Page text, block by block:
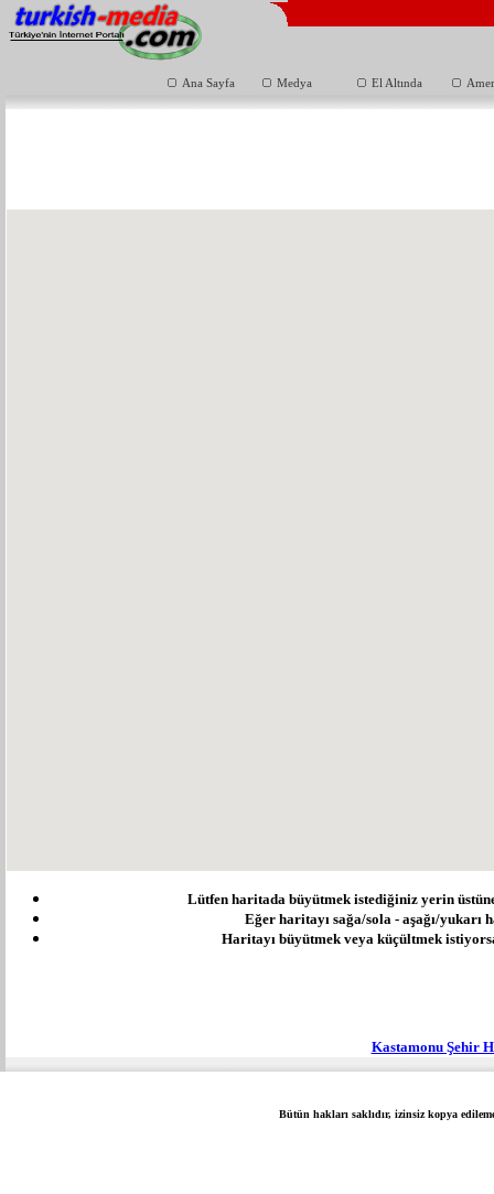
Ana Sayfa Medya El Altında
Lütfen haritada büyütmek istediğiniz yerin
Eğer haritayı sağa/sola - aşağı/
Haritayı büyütmek veya küçültmek
Kastamonu Şehir
Bütün hakları saklıdır, izinsiz kopya